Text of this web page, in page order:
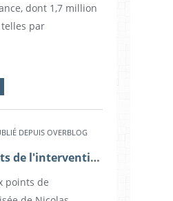
dont 1,7 million
par
DEPUIS OVERBLOG
Principaux points de l'intervention télévisée de Nicolas Sarkozy
points de